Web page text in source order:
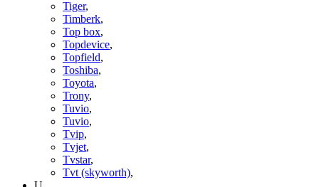
Tiger,
Timberk,
Top box,
Topdevice,
Topfield,
Toshiba,
Toyota,
Trony,
Tuvio,
Tuvio,
Tvip,
Tvjet,
Tvstar,
Tvt (skyworth),